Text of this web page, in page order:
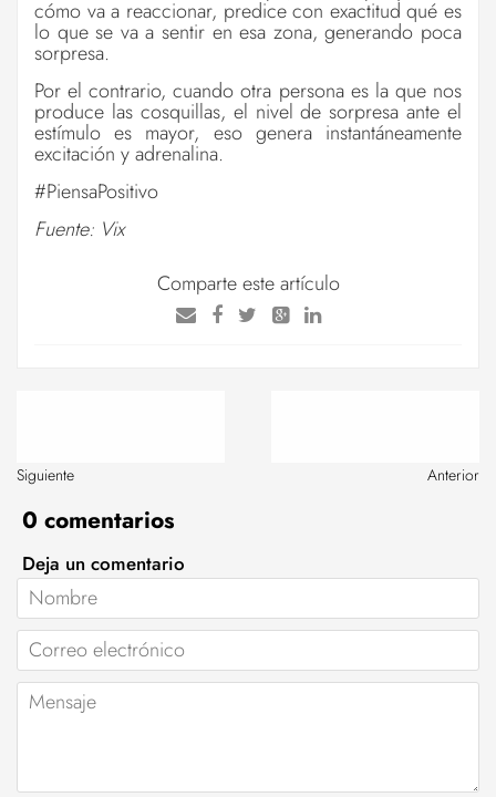
cómo va a reaccionar, predice con exactitud qué es
lo que se va a sentir en esa zona, generando poca
sorpresa.
Por el contrario, cuando otra persona es la que nos
produce las cosquillas, el nivel de sorpresa ante el
estímulo es mayor, eso genera instantáneamente
excitación y adrenalina.
#PiensaPositivo
Fuente: Vix
Comparte este artículo
Anterior
Siguiente
0 comentarios
Deja un comentario
Nombre
Correo
electrónico
Mensaje